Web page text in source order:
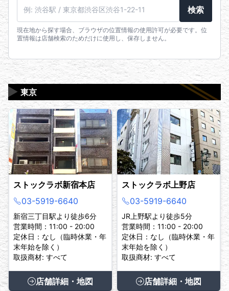
検索
現在地から探す場合、ブラウザの位置情報の使用許可が必要です。位
置情報は店舗検索のためだけに使用し、保存しません。
東京
▶
ストックラボ新宿本店
03-5919-6640
新宿三丁目駅より徒歩6分
営業時間：11:00 - 20:00
定休日：なし（臨時休業・年
末年始を除く）
取扱商材: すべて
店舗詳細・地図
ストックラボ上野店
03-5919-6640
JR上野駅より徒歩5分
営業時間：11:00 - 20:00
定休日：なし（臨時休業・年
末年始を除く）
取扱商材: すべて
店舗詳細・地図